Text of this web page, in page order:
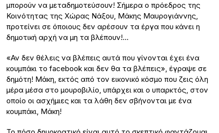
μπορούν να μεταδημοτεύσουν! Σήμερα ο πρόεδρος της
Κοινότητας της Χώρας Νάξου, Μάκης Μαυρογιάννης,
προτείνει σε όποιους δεν αρέσουν τα έργα που κάνει η
δημοτική αρχή να μη τα βλέπουν!…
«Αν δεν θέλεις να βλέπεις αυτά που γίνονται έχει ένα
κουμπάκι το facebook και δεν θα τα βλέπεις», έγραψε σε
δημότη! Μάκη, εκτός από τον εικονικό κόσμο που ζεις όλη
μέρα μέσα στο μουροβιλίο, υπάρχει και ο υπαρκτός, στον
οποίο οι ασχήμιες και τα λάθη δεν σβήνονται με ένα
κουμπάκι, Μάκη!